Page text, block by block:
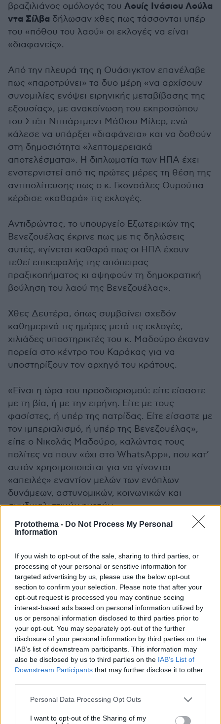
Protothema - Do Not Process My Personal
Information
If you wish to opt-out of the sale, sharing to third parties, or
processing of your personal or sensitive information for
targeted advertising by us, please use the below opt-out
section to confirm your selection. Please note that after your
opt-out request is processed you may continue seeing
interest-based ads based on personal information utilized by
us or personal information disclosed to third parties prior to
your opt-out. You may separately opt-out of the further
disclosure of your personal information by third parties on the
IAB’s list of downstream participants. This information may
also be disclosed by us to third parties on the IAB’s List of
Downstream Participants that may further disclose it to other
Please note that this website/app uses one or more Google
not limited to your visit or usage behaviour. You may click to
Personal Data Processing Opt Outs
I want to opt-out of the Sharing of my
βραζιλιάνος ομόλογός του Λουίς Ινάσιου Λούλα
ντα Σίλβα δήλωσαν χθες πως τάσσονται υπέρ
του «πόθου του λαού» οι εκλογές να είναι
«διαφανείς».
Από την πλευρά της η Ουάσιγκτον επανέλαβε
πως «παροτρύνει» τα δυο μέρη «να αρχίσουν
συνομιλίες ενόψει ειρηνικής μεταβίβασης της
εξουσίας», με ανακοίνωση του εκπροσώπου
του Στέιτ Ντιπάρτμεντ Μάθιου Μίλερ, ενώ
κάλεσε να υπάρξει «διαφάνεια» και να δοθούν
στη δημοσιότητα «λεπτομερειακά
αποτελέσματα». Η διπλωματία των ΗΠΑ έχει
ενστερνιστεί από τις πρώτες μέρες τη θέση της
αντιπολίτευσης πως ο κ. Γκονσάλες Ουρούτια
κέρδισε «καθαρά» τις εκλογές.
Αντιδρώντας, το υπουργείο Εξωτερικών της
Βενεζουέλας έκρινε πως με τις δηλώσεις
αυτές, «γίνεται καθαρό πως οι ΗΠΑ έχουν
τεθεί επικεφαλής της απόπειρας
πραξικοπήματος κι αψηφούν τη δημοκρατική
βούληση του λαού της Βενεζουέλας».
Χθες Δευτέρα, όπως συμβαίνει σχεδόν
καθημερινά τις ημέρες μετά τις εκλογές,
χιλιάδες υποστηρικτές του κ. Μαδούρο έκαναν
πορεία στο κέντρο του Καράκας για να
υποστηρίξουν τον αρχηγό του κράτους.
«Είναι η ώρα του προσδιορισμού: είτε είσαστε
με τη βία, ή με την ειρήνη. Είτε με τους
φασίστες, ή υπέρ της πατρίδας. Είτε είσαστε με
τον ιμπεριαλισμό, ή υπέρ της Βενεζουέλας»,
είπε ο Νικολάς Μαδούρο, καλώντας τους
πολίτες να πουν «όχι στο WhatsApp», που κατ’
αυτόν χρησιμοποιείται για να γίνονται
«απειλές» εναντίον μελών των ενόπλων
δυνάμεων, αστυνομικών, κοινωνικών και
συνδικαλιστικών ηγετών.
«Εύγε Superman, πέτα ψηλότερα» - Αποθέωση
για τον Καραλή μετά το χάλκινο στο Παρίσι
«Μου ζήτησαν €50.000 μια ημέρα πριν την
εκδήλωση, καταστράφηκα» ξεσπά θύμα των
υπαλλήλων της ΕΤΑΔ
Οι φωτογραφίες που έκαψαν την Παραγουανή
κολυμβήτρια - «Δεν με έδιωξαν» από το
Ολυμπιακό χωριό, λέει τώρα
Ακολουθήστε τοprotothema.gr στο Google News